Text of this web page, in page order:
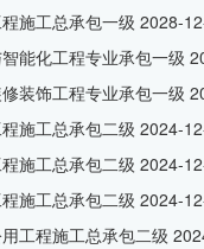
施工总承包一级 2028-
能化工程专业承包一级
装饰工程专业承包一级
施工总承包二级 2024-
施工总承包二级 2024-
施工总承包二级 2024-
工程施工总承包二级